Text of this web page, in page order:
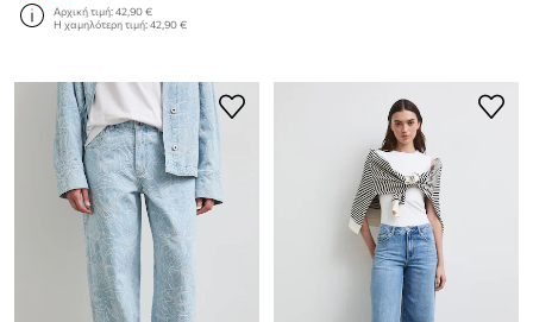
Αρχική τιμή:42,90 €
Η χαμηλότερη τιμή:42,90 €